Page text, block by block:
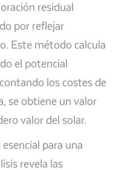
residual
por reflejar
Este método calcula
el potencial
los costes de
se obtiene un valor
valor del solar.
para una
revela las